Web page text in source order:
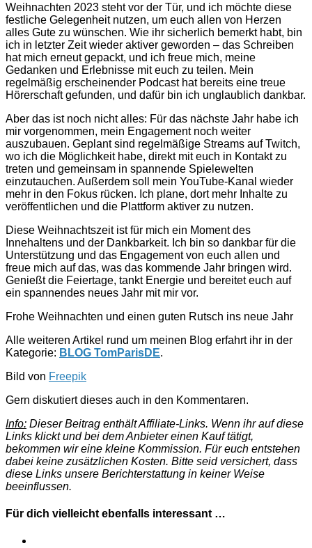
Weihnachten 2023 steht vor der Tür, und ich möchte diese
festliche Gelegenheit nutzen, um euch allen von Herzen
alles Gute zu wünschen. Wie ihr sicherlich bemerkt habt, bin
ich in letzter Zeit wieder aktiver geworden – das Schreiben
hat mich erneut gepackt, und ich freue mich, meine
Gedanken und Erlebnisse mit euch zu teilen. Mein
regelmäßig erscheinender Podcast hat bereits eine treue
Hörerschaft gefunden, und dafür bin ich unglaublich dankbar.
Aber das ist noch nicht alles: Für das nächste Jahr habe ich
mir vorgenommen, mein Engagement noch weiter
auszubauen. Geplant sind regelmäßige Streams auf Twitch,
wo ich die Möglichkeit habe, direkt mit euch in Kontakt zu
treten und gemeinsam in spannende Spielewelten
einzutauchen. Außerdem soll mein YouTube-Kanal wieder
mehr in den Fokus rücken. Ich plane, dort mehr Inhalte zu
veröffentlichen und die Plattform aktiver zu nutzen.
Diese Weihnachtszeit ist für mich ein Moment des
Innehaltens und der Dankbarkeit. Ich bin so dankbar für die
Unterstützung und das Engagement von euch allen und
freue mich auf das, was das kommende Jahr bringen wird.
Genießt die Feiertage, tankt Energie und bereitet euch auf
ein spannendes neues Jahr mit mir vor.
Frohe Weihnachten und einen guten Rutsch ins neue Jahr
Alle weiteren Artikel rund um meinen Blog erfahrt ihr in der
Kategorie: BLOG TomParisDE.
Bild von Freepik
Gern diskutiert dieses auch in den Kommentaren.
Info: Dieser Beitrag enthält Affiliate-Links. Wenn ihr auf diese
Links klickt und bei dem Anbieter einen Kauf tätigt,
bekommen wir eine kleine Kommission. Für euch entstehen
dabei keine zusätzlichen Kosten. Bitte seid versichert, dass
diese Links unsere Berichterstattung in keiner Weise
beeinflussen.
Für dich vielleicht ebenfalls interessant …